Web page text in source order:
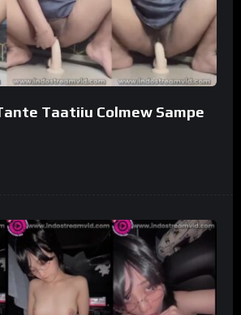
Taatiiu Colmew Sampe